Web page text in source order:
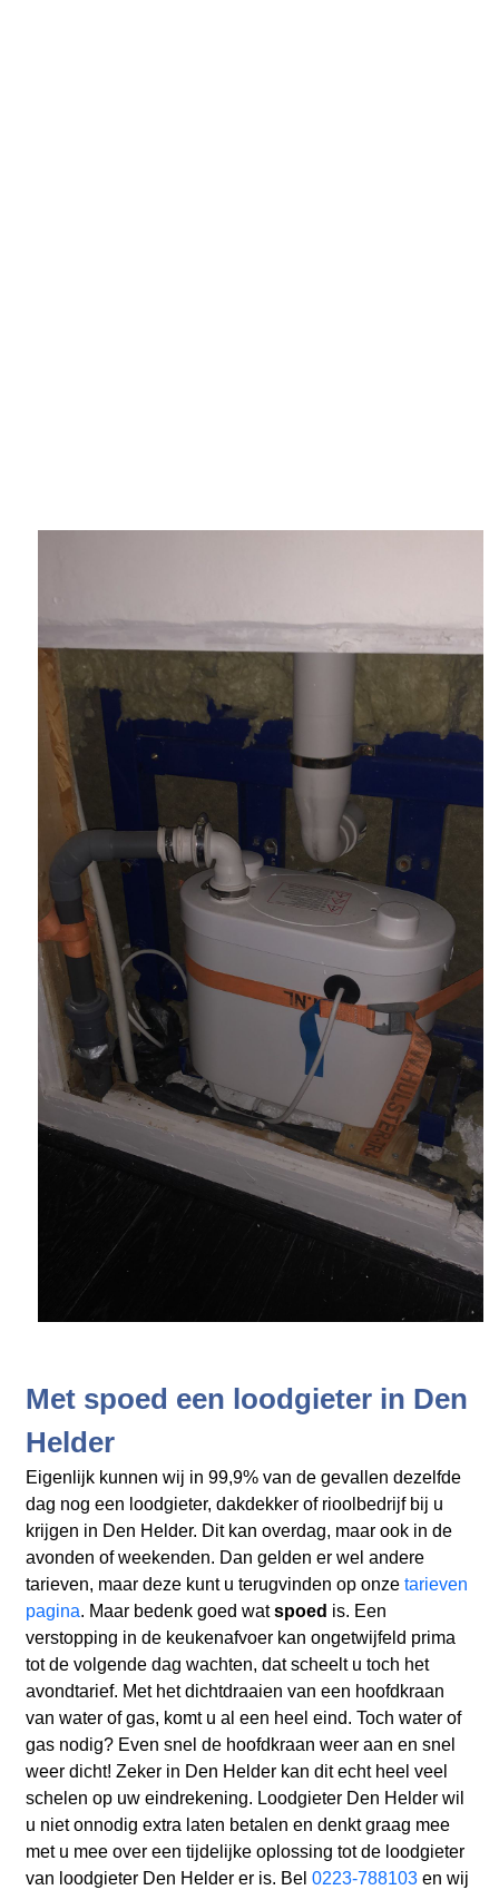
Met spoed een loodgieter in Den
Helder
Eigenlijk kunnen wij in 99,9% van de gevallen dezelfde
dag nog een loodgieter, dakdekker of rioolbedrijf bij u
krijgen in Den Helder. Dit kan overdag, maar ook in de
avonden of weekenden. Dan gelden er wel andere
tarieven, maar deze kunt u terugvinden op onze tarieven
pagina. Maar bedenk goed watspoed is. Een
verstopping in de keukenafvoer kan ongetwijfeld prima
tot de volgende dag wachten, dat scheelt u toch het
avondtarief. Met het dichtdraaien van een hoofdkraan
van water of gas, komt u al een heel eind. Toch water of
gas nodig? Even snel de hoofdkraan weer aan en snel
weer dicht! Zeker in Den Helder kan dit echt heel veel
schelen op uw eindrekening. Loodgieter Den Helder wil
u niet onnodig extra laten betalen en denkt graag mee
met u mee over een tijdelijke oplossing tot de loodgieter
van loodgieter Den Helder er is. Bel 0223-788103en wij